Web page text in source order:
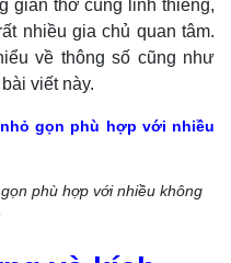
gian thờ cúng linh thiêng,
nhiều gia chủ quan tâm.
về thông số cũng như
viết này.
phù hợp với nhiều không